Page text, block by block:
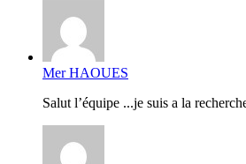
Mer HAOUES
Salut l’équipe ...je suis a la